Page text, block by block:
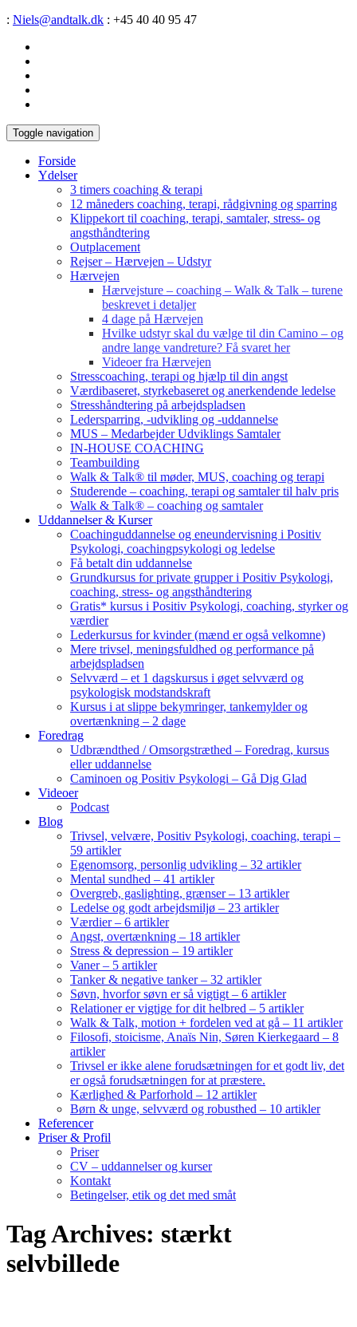
: Niels@andtalk.dk : +45 40 40 95 47
Toggle navigation
Forside
Ydelser
3 timers coaching & terapi
12 måneders coaching, terapi, rådgivning og sparring
Klippekort til coaching, terapi, samtaler, stress- og
angsthåndtering
Outplacement
Rejser – Hærvejen – Udstyr
Hærvejen
Hærvejsture – coaching – Walk & Talk – turene
beskrevet i detaljer
4 dage på Hærvejen
Hvilke udstyr skal du vælge til din Camino – og
andre lange vandreture? Få svaret her
Videoer fra Hærvejen
Stresscoaching, terapi og hjælp til din angst
Værdibaseret, styrkebaseret og anerkendende ledelse
Stresshåndtering på arbejdspladsen
Ledersparring, -udvikling og -uddannelse
MUS – Medarbejder Udviklings Samtaler
IN-HOUSE COACHING
Teambuilding
Walk & Talk® til møder, MUS, coaching og terapi
Studerende – coaching, terapi og samtaler til halv pris
Walk & Talk® – coaching og samtaler
Uddannelser & Kurser
Coachinguddannelse og eneundervisning i Positiv
Psykologi, coachingpsykologi og ledelse
Få betalt din uddannelse
Grundkursus for private grupper i Positiv Psykologi,
coaching, stress- og angsthåndtering
Gratis* kursus i Positiv Psykologi, coaching, styrker og
værdier
Lederkursus for kvinder (mænd er også velkomne)
Mere trivsel, meningsfuldhed og performance på
arbejdspladsen
Selvværd – et 1 dagskursus i øget selvværd og
psykologisk modstandskraft
Kursus i at slippe bekymringer, tankemylder og
overtænkning – 2 dage
Foredrag
Udbrændthed / Omsorgstræthed – Foredrag, kursus
eller uddannelse
Caminoen og Positiv Psykologi – Gå Dig Glad
Videoer
Podcast
Blog
Trivsel, velvære, Positiv Psykologi, coaching, terapi –
59 artikler
Egenomsorg, personlig udvikling – 32 artikler
Mental sundhed – 41 artikler
Overgreb, gaslighting, grænser – 13 artikler
Ledelse og godt arbejdsmiljø – 23 artikler
Værdier – 6 artikler
Angst, overtænkning – 18 artikler
Stress & depression – 19 artikler
Vaner – 5 artikler
Tanker & negative tanker – 32 artikler
Søvn, hvorfor søvn er så vigtigt – 6 artikler
Relationer er vigtige for dit helbred – 5 artikler
Walk & Talk, motion + fordelen ved at gå – 11 artikler
Filosofi, stoicisme, Anaïs Nin, Søren Kierkegaard – 8
artikler
Trivsel er ikke alene forudsætningen for et godt liv, det
er også forudsætningen for at præstere.
Kærlighed & Parforhold – 12 artikler
Børn & unge, selvværd og robusthed – 10 artikler
Referencer
Priser & Profil
Priser
CV – uddannelser og kurser
Kontakt
Betingelser, etik og det med småt
Tag Archives: stærkt
selvbillede